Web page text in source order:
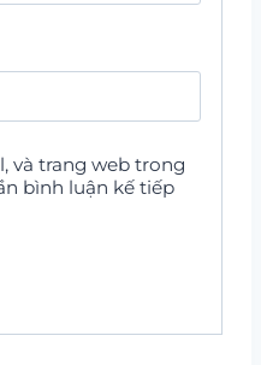
và trang web trong
bình luận kế tiếp